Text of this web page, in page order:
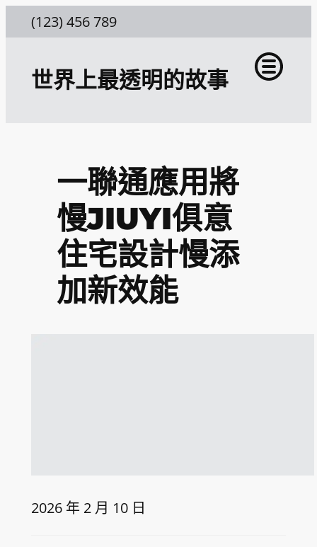
至
(123) 456 789
世界上最透明的故事
一聯通應用將
慢JIUYI俱意
住宅設計慢添
加新效能
2026 年 2 月 10 日